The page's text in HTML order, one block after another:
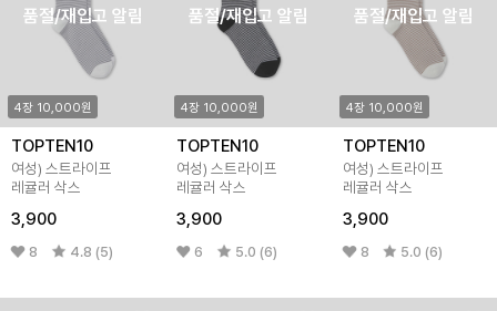
품절/재입고 알림
4장 10,000원
TOPTEN10
여성) 스트라이프
레귤러 삭스
3,900
8 4.8 (5)
품절/재입고 알림
4장 10,000원
TOPTEN10
여성) 스트라이프
레귤러 삭스
3,900
6 5.0 (6)
품절/재입고 알림
4장 10,000원
TOPTEN10
여성) 스트라이프
레귤러 삭스
3,900
8 5.0 (6)